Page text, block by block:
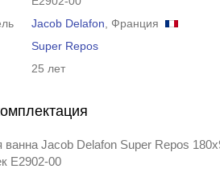
Jacob Delafon , Франция
Super Repos
25 лет
ванна Jacob Delafon Super Repos
E2902-00